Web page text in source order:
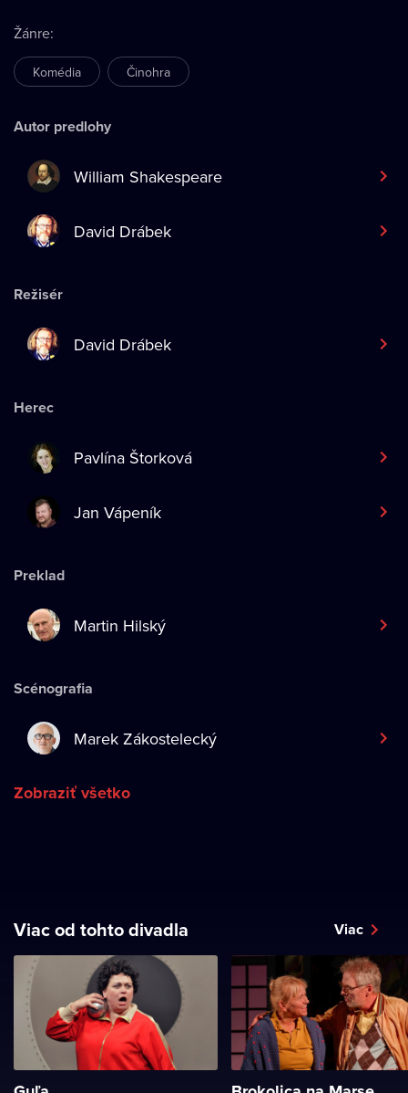
Žánre:
Komédia Činohra
Autor predlohy
William Shakespeare
David Drábek
Režisér
David Drábek
Herec
Pavlína Štorková
Jan Vápeník
Preklad
Martin Hilský
Scénografia
Marek Zákostelecký
Zobraziť všetko
Viac od tohto divadla Viac